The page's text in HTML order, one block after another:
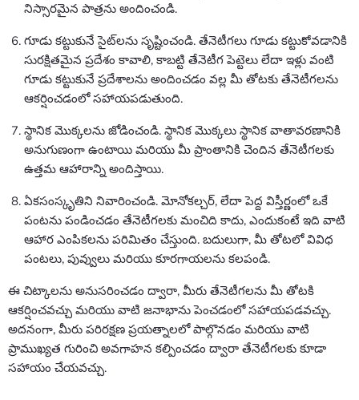
నిస్సారమైన పాత్రను అందించండి.
గూడు కట్టుకునే సైట్‌లను సృష్టించండి. తేనెటీగలు గూడు కట్టుకోవడానికి
సురక్షితమైన ప్రదేశం కావాలి, కాబట్టి తేనెటీగ పెట్టెలు లేదా ఇళ్లు వంటి
గూడు కట్టుకునే ప్రదేశాలను అందించడం వల్ల మీ తోటకు తేనెటీగలను
ఆకర్షించడంలో సహాయపడుతుంది.
స్థానిక మొక్కలను జోడించండి. స్థానిక మొక్కలు స్థానిక వాతావరణానికి
అనుగుణంగా ఉంటాయి మరియు మీ ప్రాంతానికి చెందిన తేనెటీగలకు
ఉత్తమ ఆహారాన్ని అందిస్తాయి.
ఏకసంస్కృతిని నివారించండి. మోనోకల్చర్, లేదా పెద్ద విస్తీర్ణంలో ఒకే
పంటను పండించడం తేనెటీగలకు మంచిది కాదు, ఎందుకంటే ఇది వాటి
ఆహార ఎంపికలను పరిమితం చేస్తుంది. బదులుగా, మీ తోటలో వివిధ
పంటలు, పువ్వులు మరియు కూరగాయలను కలపండి.
ఈ చిట్కాలను అనుసరించడం ద్వారా, మీరు తేనెటీగలను మీ తోటకి
ఆకర్షించవచ్చు మరియు వాటి జనాభాను పెంచడంలో సహాయపడవచ్చు.
అదనంగా, మీరు పరిరక్షణ ప్రయత్నాలలో పాల్గొనడం మరియు వాటి
ప్రాముఖ్యత గురించి అవగాహన కల్పించడం ద్వారా తేనెటీగలకు కూడా
సహాయం చేయవచ్చు.